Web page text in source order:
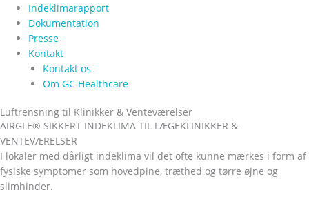
Indeklimarapport
Dokumentation
Presse
Kontakt
Kontakt os
Om GC Healthcare
Luftrensning til Klinikker & Venteværelser
AIRGLE® SIKKERT INDEKLIMA TIL LÆGEKLINIKKER &
VENTEVÆRELSER
I lokaler med dårligt indeklima vil det ofte kunne mærkes i form af
fysiske symptomer som hovedpine, træthed og tørre øjne og
slimhinder.